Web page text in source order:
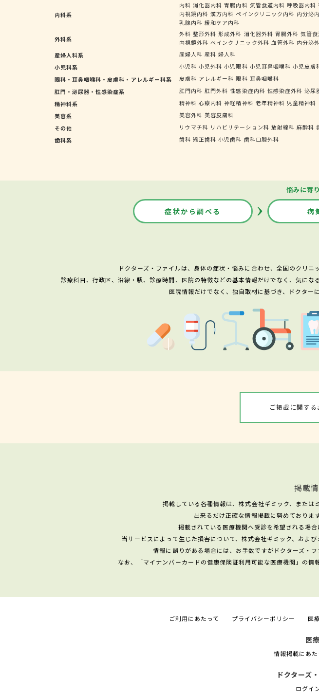
内科系
内科 消化器内科 胃腸内科 気管食道内科 呼吸器内科
内視鏡内科 漢方内科 ペインクリニック内科 内分泌
乳腺内科 緩和ケア内科
外科系
外科 整形外科 形成外科 消化器外科 胃腸外科 気管
内視鏡外科 ペインクリニック外科 血管外科 内分泌
産婦人科系
産婦人科 産科 婦人科
小児科系
小児科 小児外科 小児眼科 小児耳鼻咽喉科 小児皮膚
眼科・耳鼻咽喉科・皮膚科・アレルギー科系
皮膚科 アレルギー科 眼科 耳鼻咽喉科
肛門・泌尿器・性感染症系
肛門内科 肛門外科 性感染症内科 性感染症外科 泌尿
精神科系
精神科 心療内科 神経精神科 老年精神科 児童精神科
美容系
美容外科 美容皮膚科
その他
リウマチ科 リハビリテーション科 放射線科 麻酔科
歯科系
歯科 矯正歯科 小児歯科 歯科口腔外科
悩みに寄
症状から調べる 病
ドクターズ・ファイルは、身体の症状・悩みに合わせ、全国のクリ
診療科目、行政区、沿線・駅、診療時間、医院の特徴などの基本情報だけでなく、気に
医院情報だけでなく、独自取材に基づき、ドクター
ご掲載に関す
掲載
掲載している各種情報は、株式会社ギミック、または
出来るだけ正確な情報掲載に努めておりま
掲載されている医療機関へ受診を希望される場
当サービスによって生じた損害について、株式会社ギミック、およ
情報に誤りがある場合には、お手数ですがドクターズ・
なお、「マイナンバーカードの健康保険証利用可能な医療機関」の情
ご利用にあたって プライバシーポリシー 医
医
情報掲載にあた
ドクターズ
ログイ